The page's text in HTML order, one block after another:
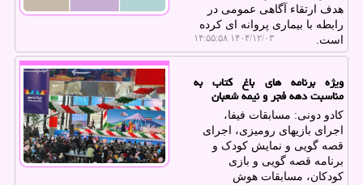
هدف ارتقاء آگاهی عمومی در
رابطه با بیماری پروانه ای کرده
است.
۱۴۰۴/۱۲/۰۳ ۱۴:۵۵:۵۸
ویژه برنامه های باغ کتاب به
مناسبت دهه فجر و نیمه شعبان
کادو دونی: مسابقات فیفا،
اجرای بازیهای رومیزی، اجرای
قصه گویی و نمایش کودک و
برنامه قصه گویی و بازی
کودکان، مسابقات هوش